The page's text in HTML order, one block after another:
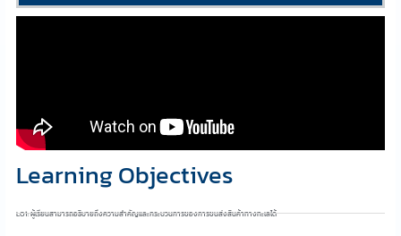
Learning Objectives
LO1: ผู้เรียนสามารถอธิบายถึงความสำคัญและกระบวนการของการขนส่งสินค้าทางทะเลได้